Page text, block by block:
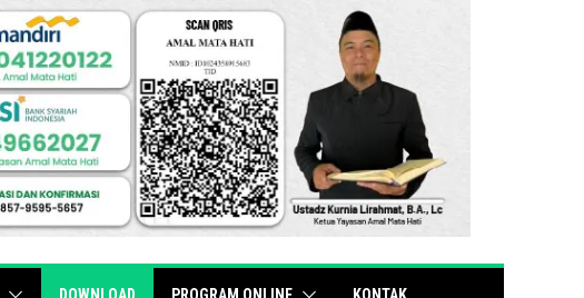
DOWNLOAD PROGRAM ONLINE KONTAK